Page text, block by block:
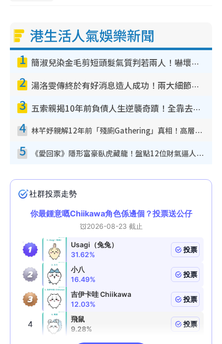
港生活人氣娛樂新聞
1 簡淑兒染金毛剪短頭髮氣質判若兩人！嚇壞老公麥大力都認唔出：「你做咩事？」
2 湯洛雯傳終於有好消息造人成功！兩大細節曝孕味極濃惹猜測：大肚婆先會咁！
3 五索親揭10年前負債人生逆襲奇蹟！全靠去一地方轉運後即遇上馬先生
4 林芊妤親解12年前「殘廁Gathering」真相！高層解約一句話重創尊嚴至今拒返TVB
5 《愛回家》隱形富豪臥虎藏龍！盤點12位財氣逼人的有錢藝人：呢位靚女3億身家唔憂做